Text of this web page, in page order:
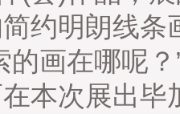
约明朗线条
画在哪呢？”
本次展出